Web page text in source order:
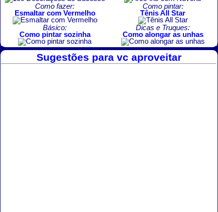
Como fazer:
Esmaltar com Vermelho
Como pintar:
Tênis All Star
Básico:
Como pintar sozinha
Dicas e Truques:
Como alongar as unhas
Sugestões para vc aproveitar